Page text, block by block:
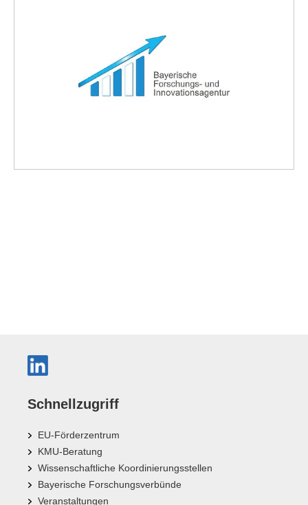
Schnellzugriff
EU-Förderzentrum
KMU-Beratung
Wissenschaftliche Koordinierungsstellen
Bayerische Forschungsverbünde
Veranstaltungen